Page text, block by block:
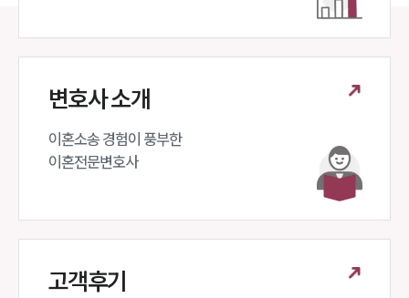
변호사 소개
이혼소송 경험이 풍부한
이혼전문변호사
고객후기